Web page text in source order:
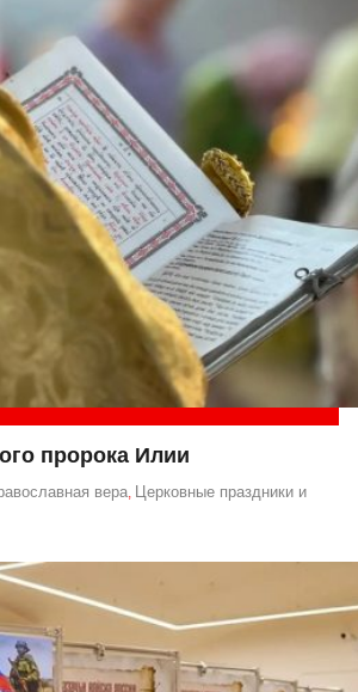
пророка Илии
вера Церковные праздники и